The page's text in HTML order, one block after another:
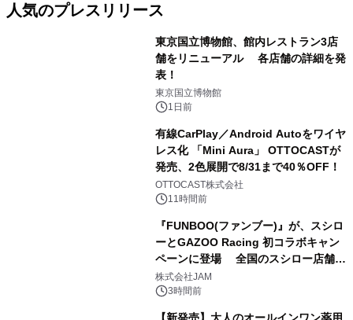
人気のプレスリリース
東京国立博物館、館内レストラン3店
舗をリニューアル 各店舗の詳細を発
表！
東京国立博物館
1日前
有線CarPlay／Android Autoをワイヤ
レス化 「Mini Aura」 OTTOCASTが
発売、2色展開で8/31まで40％OFF！
OTTOCAST株式会社
11時間前
『FUNBOO(ファンブー)』が、スシロ
ーとGAZOO Racing 初コラボキャン
ペーンに登場 全国のスシロー店舗で
GR 4車種の FUNBOO(ミニカー)付き
メニューが展開されます
株式会社JAM
3時間前
【新発売】大人のオールインワン薬用